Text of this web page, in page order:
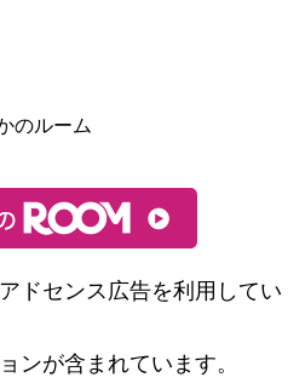
のルーム
ドセンス広告を利用してい
ンが含まれています。